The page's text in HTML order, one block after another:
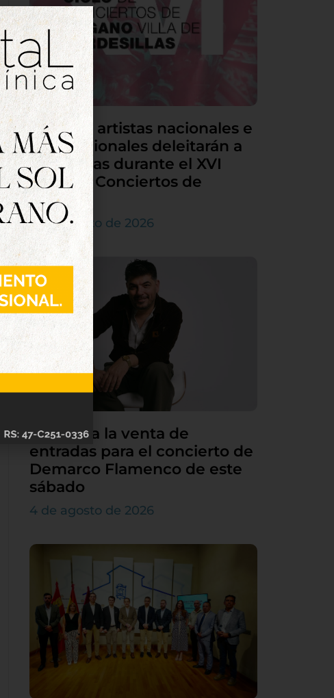
Grandes artistas nacionales e
internacionales deleitarán a
Tordesillas durante el XVI
Ciclo de Conciertos de
Órgano
4 de agosto de 2026
Continúa la venta de
entradas para el concierto de
Demarco Flamenco de este
sábado
4 de agosto de 2026